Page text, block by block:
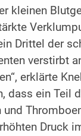
kleinen
Drittel der
verstirbt
erklärte
dass ein Teil
und
Druck